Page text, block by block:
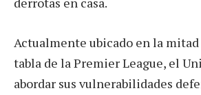
Actualmente ubicado en la
tabla de la Premier League, el
abordar sus vulnerabilidades